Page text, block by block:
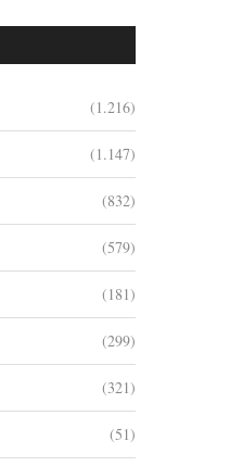
(1.216)
(1.147)
(832)
(579)
(181)
(299)
(321)
(51)